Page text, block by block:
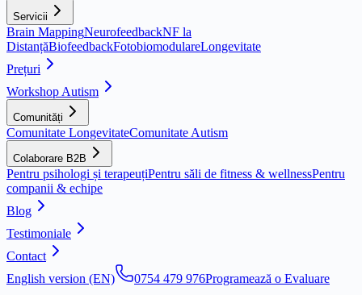
Servicii
Brain MappingNeurofeedbackNF la
DistanțăBiofeedbackFotobiomodulareLongevitate
Prețuri
Workshop Autism
Comunități
Comunitate LongevitateComunitate Autism
Colaborare B2B
Pentru psihologi și terapeuțiPentru săli de fitness & wellnessPentru
companii & echipe
Blog
Testimoniale
Contact
English version (EN)
0754 479 976Programează o Evaluare